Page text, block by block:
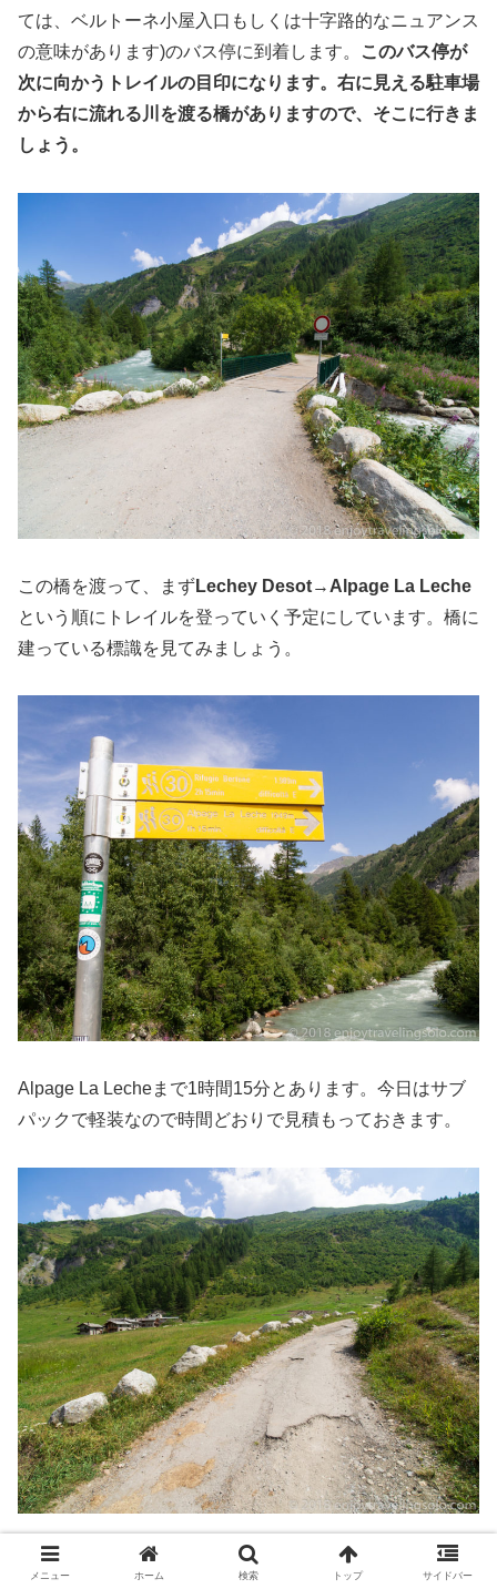
ては、ベルトーネ小屋入口もしくは十字路的なニュアンス
の意味があります)のバス停に到着します。
このバス停が
次に向かうトレイルの目印になります。右に見える駐車場
から右に流れる川を渡る橋がありますので、そこに行きま
しょう。
この橋を渡って、まずLechey Desot→ Alpage La Leche
という順にトレイルを登っていく予定にしています。橋に
建っている標識を見てみましょう。
Alpage La Lecheまで1時間15分とあります。今日はサブ
パックで軽装なので時間どおりで見積もっておきます。
Mont della Saxeの中腹に向かって緩やかに登っていきま
メニュー ホーム 検索 トップ サイドバー